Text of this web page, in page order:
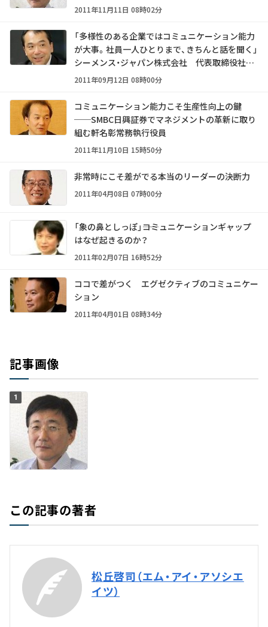
2011年11月11日 08時02分
「多様性のある企業ではコミュニケーション能力
が大事。社員一人ひとりまで、きちんと話を聞く」――
シーメンス・ジャパン株式会社 代表取締役社長
兼CEO 織畠潤一氏
2011年09月12日 08時00分
コミュニケーション能力こそ生産性向上の鍵
──SMBC日興証券でマネジメントの革新に取り
組む軒名彰常務執行役員
2011年11月10日 15時50分
非常時にこそ差がでる本当のリーダーの決断力
2011年04月08日 07時00分
「象の鼻としっぽ」――コミュニケーションギャップ
はなぜ起きるのか？
2011年02月07日 16時52分
ココで差がつく エグゼクティブのコミュニケー
ション
2011年04月01日 08時34分
記事画像
1
この記事の著者
松丘啓司（エム・アイ・アソシエ
イツ）